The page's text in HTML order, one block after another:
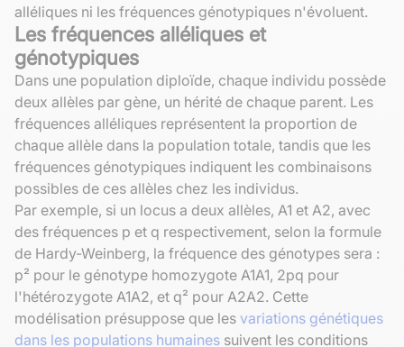
alléliques ni les fréquences génotypiques n'évoluent.
Les fréquences alléliques et
génotypiques
Dans une population diploïde, chaque individu possède
deux allèles par gène, un hérité de chaque parent. Les
fréquences alléliques représentent la proportion de
chaque allèle dans la population totale, tandis que les
fréquences génotypiques indiquent les combinaisons
possibles de ces allèles chez les individus.
Par exemple, si un locus a deux allèles, A1 et A2, avec
des fréquences p et q respectivement, selon la formule
de Hardy-Weinberg, la fréquence des génotypes sera :
p² pour le génotype homozygote A1A1, 2pq pour
l'hétérozygote A1A2, et q² pour A2A2. Cette
modélisation présuppose que les variations génétiques
dans les populations humaines suivent les conditions